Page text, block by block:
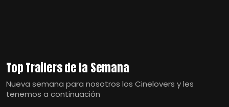
Top Trailers de la Semana
Nueva semana para nosotros los Cinelovers y les
tenemos a continuación